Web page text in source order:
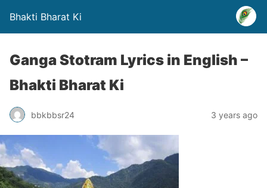
Bhakti Bharat Ki
Ganga Stotram Lyrics in English –
Bhakti Bharat Ki
bbkbbsr24 3 years ago